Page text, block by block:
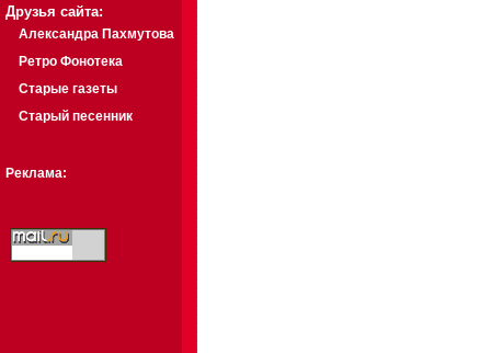
Друзья сайта:
Александра Пахмутова
Ретро Фонотека
Старые газеты
Старый песенник
Реклама: